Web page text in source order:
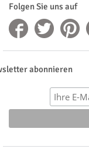
Folgen Sie uns auf
abonnieren